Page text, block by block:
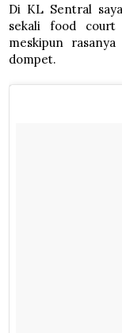
Di KL Sentral
sekali food court
meskipun
dompet.